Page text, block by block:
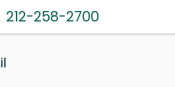
212-258-2700